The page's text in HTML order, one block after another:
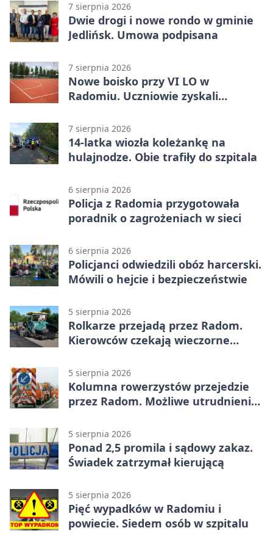
7 sierpnia 2026
Dwie drogi i nowe rondo w gminie
Jedlińsk. Umowa podpisana
7 sierpnia 2026
Nowe boisko przy VI LO w
Radomiu. Uczniowie zyskali
7 sierpnia 2026
14-latka wiozła koleżankę na
hulajnodze. Obie trafiły do szpitala
6 sierpnia 2026
Policja z Radomia przygotowała
poradnik o zagrożeniach w sieci
6 sierpnia 2026
Policjanci odwiedzili obóz harcerski.
Mówili o hejcie i bezpieczeństwie
5 sierpnia 2026
Rolkarze przejadą przez Radom.
Kierowców czekają wieczorne
5 sierpnia 2026
Kolumna rowerzystów przejedzie
przez Radom. Możliwe utrudnienia
5 sierpnia 2026
Ponad 2,5 promila i sądowy zakaz.
Świadek zatrzymał kierującą
5 sierpnia 2026
Pięć wypadków w Radomiu i
powiecie. Siedem osób w szpitalu